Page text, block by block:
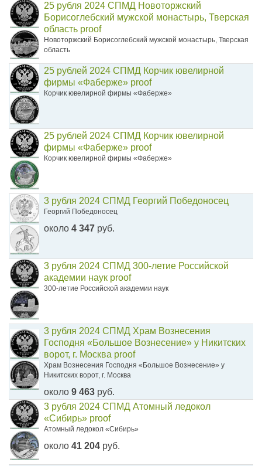
25 рубля 2024 СПМД Новоторжский
Борисоглебский мужской монастырь, Тверская
область proof
Новоторжский Борисоглебский мужской монастырь, Тверская
область
25 рублей 2024 СПМД Корчик ювелирной
фирмы «Фаберже» proof
Корчик ювелирной фирмы «Фаберже»
25 рублей 2024 СПМД Корчик ювелирной
фирмы «Фаберже» proof
Корчик ювелирной фирмы «Фаберже»
3 рубля 2024 СПМД Георгий Победоносец
Георгий Победоносец
около 4 347 руб.
3 рубля 2024 СПМД 300-летие Российской
академии наук proof
300-летие Российской академии наук
3 рубля 2024 СПМД Храм Вознесения
Господня «Большое Вознесение» у Никитских
ворот, г. Москва proof
Храм Вознесения Господня «Большое Вознесение» у
Никитских ворот, г. Москва
около 9 463 руб.
3 рубля 2024 СПМД Атомный ледокол
«Сибирь» proof
Атомный ледокол «Сибирь»
около 41 204 руб.